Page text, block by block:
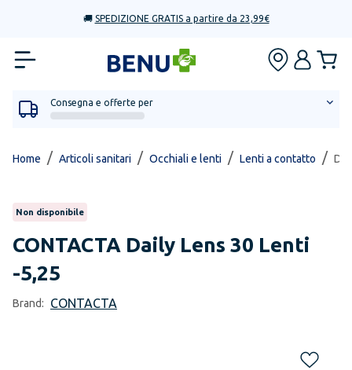
🚚 SPEDIZIONE GRATIS a partire da 23,99€
Consegna e offerte per
Home / Articoli sanitari / Occhiali e lenti / Lenti a contatto /
Non disponibile
CONTACTA Daily Lens 30 Lenti
-5,25
Brand: CONTACTA